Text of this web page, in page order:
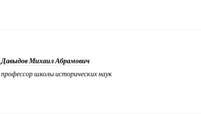
Давыдов Михаил Абрамович
профессор школы исторических наук